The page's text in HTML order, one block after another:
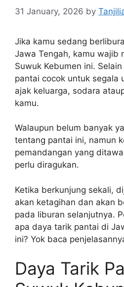
31 January, 2026 by
Jika kamu sedang
Jawa Tengah, kamu wajib
Suwuk Kebumen ini.
pantai cocok untuk segala
ajak keluarga, sodara
kamu.
Walaupun belum banyak
tentang pantai ini, namun
pemandangan yang
perlu diragukan.
Ketika berkunjung sekali,
akan ketagihan dan akan
pada liburan selanjutnya.
apa daya tarik pantai di
ini? Yok baca
Daya Tarik